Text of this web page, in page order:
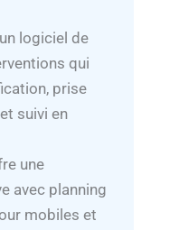
logiciel de
qui
prise
suivi en
une
avec planning
mobiles et